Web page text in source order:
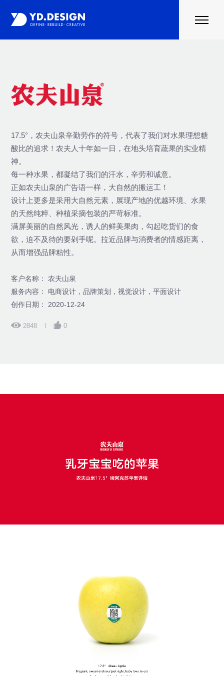
关于云度
联系我们
17.5°，农夫山泉辛勤劳作的符号，代表了我们对水果理想糖
酸比的追求！农夫人十年如一日，在地头培育蔬果的实业精
神。
每一种水果，都凝结了我们的汗水，辛劳和诚意。
正如农夫山泉的广告语一样，大自然的搬运工！
设计上更多是采用大自然元素，展现产地的优越环境、水果
的天然纯粹、种植采摘包装的严苛标准。
满屏美丽的自然风光，诱人的鲜美果肉，勾起吃货们的食
欲，迫不及待的要剁手呢。拉近品牌与消费者的情感距离，
从而增强品牌粘性。
客户名称： 农夫山泉
服务内容： 电商设计，品牌策划，视觉设计，平面设计
创作日期： 2020-12-24
2848 0